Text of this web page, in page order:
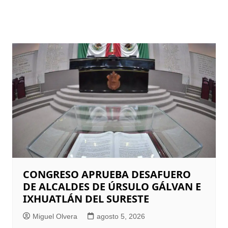
CONGRESO APRUEBA DESAFUERO
DE ALCALDES DE ÚRSULO GÁLVAN E
IXHUATLÁN DEL SURESTE
Miguel Olvera agosto 5, 2026